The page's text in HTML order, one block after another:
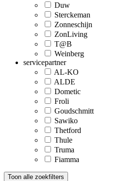
Duw
Sterckeman
Zonneschijn
ZonLiving
T@B
Weinberg
servicepartner
AL-KO
ALDE
Dometic
Froli
Goudschmitt
Sawiko
Thetford
Thule
Truma
Fiamma
Toon alle zoekfilters